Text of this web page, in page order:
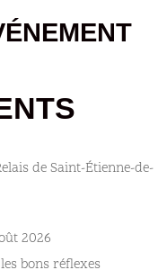
de Saint-Étienne-de-
2026
bons réflexes